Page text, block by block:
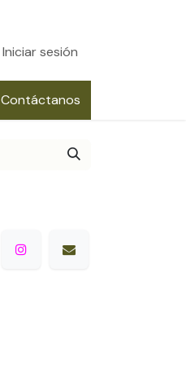
Iniciar sesión
Contáctanos